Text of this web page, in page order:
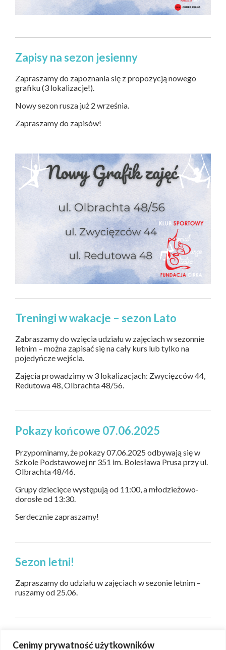
Cenimy prywatność użytkowników
Zapisy na sezon jesienny
Zapraszamy do zapoznania się z propozycją nowego
grafiku (3 lokalizacje!).
Nowy sezon rusza już 2 września.
Zapraszamy do zapisów!
Treningi w wakacje – sezon Lato
Zabraszamy do wzięcia udziału w zajęciach w sezonnie
letnim – można zapisać się na cały kurs lub tylko na
pojedyńcze wejścia.
Zajęcia prowadzimy w 3 lokalizacjach: Zwycięzców 44,
Redutowa 48, Olbrachta 48/56.
Pokazy końcowe 07.06.2025
Przypominamy, że pokazy 07.06.2025 odbywają się w
Szkole Podstawowej nr 351 im. Bolesława Prusa przy ul.
Olbrachta 48/46.
Grupy dziecięce występują od 11:00, a młodzieżowo-
dorosłe od 13:30.
Serdecznie zapraszamy!
Sezon letni!
Zapraszamy do udziału w zajęciach w sezonie letnim –
ruszamy od 25.06.